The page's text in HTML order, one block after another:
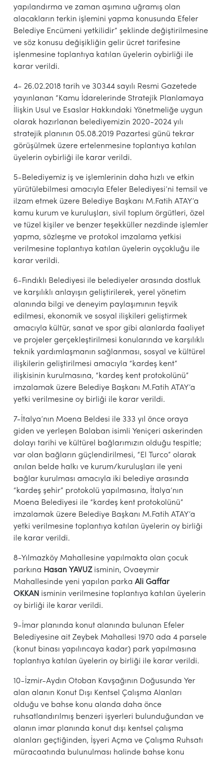
yapılandırma ve zaman aşımına uğramış olan
alacakların terkin işlemini yapma konusunda Efeler
Belediye Encümeni yetkilidir” şeklinde değiştirilmesine
ve söz konusu değişikliğin gelir ücret tarifesine
işlenmesine toplantıya katılan üyelerin oybirliği ile
karar verildi.
4- 26.02.2018 tarih ve 30344 sayılı Resmi Gazetede
yayınlanan “Kamu İdarelerinde Stratejik Planlamaya
İlişkin Usul ve Esaslar Hakkındaki Yönetmeliğe uygun
olarak hazırlanan belediyemizin 2020-2024 yılı
stratejik planının 05.08.2019 Pazartesi günü tekrar
görüşülmek üzere ertelenmesine toplantıya katılan
üyelerin oybirliği ile karar verildi.
5-Belediyemiz iş ve işlemlerinin daha hızlı ve etkin
yürütülebilmesi amacıyla Efeler Belediyesi’ni temsil ve
ilzam etmek üzere Belediye Başkanı M.Fatih ATAY’a
kamu kurum ve kuruluşları, sivil toplum örgütleri, özel
ve tüzel kişiler ve benzer teşekküller nezdinde işlemler
yapma, sözleşme ve protokol imzalama yetkisi
verilmesine toplantıya katılan üyelerin oyçokluğu ile
karar verildi.
6-Fındıklı Belediyesi ile belediyeler arasında dostluk
ve karşılıklı anlayışın geliştirilerek, yerel yönetim
alanında bilgi ve deneyim paylaşımının teşvik
edilmesi, ekonomik ve sosyal ilişkileri geliştirmek
amacıyla kültür, sanat ve spor gibi alanlarda faaliyet
ve projeler gerçekleştirilmesi konularında ve karşılıklı
teknik yardımlaşmanın sağlanması, sosyal ve kültürel
ilişkilerin geliştirilmesi amacıyla “kardeş kent”
ilişkisinin kurulmasına, “kardeş kent protokolünü”
imzalamak üzere Belediye Başkanı M.Fatih ATAY’a
yetki verilmesine oy birliği ile karar verildi.
7-İtalya’nın Moena Beldesi ile 333 yıl önce oraya
giden ve yerleşen Balaban isimli Yeniçeri askerinden
dolayı tarihi ve kültürel bağlarımızın olduğu tespitle;
var olan bağların güçlendirilmesi, “El Turco” olarak
anılan belde halkı ve kurum/kuruluşları ile yeni
bağlar kurulması amacıyla iki belediye arasında
“kardeş şehir” protokolü yapılmasına, İtalya’nın
Moena Belediyesi ile “kardeş kent protokolünü”
imzalamak üzere Belediye Başkanı M.Fatih ATAY’a
yetki verilmesine toplantıya katılan üyelerin oy birliği
ile karar verildi.
8-Yılmazköy Mahallesine yapılmakta olan çocuk
parkına Hasan YAVUZ isminin, Ovaeymir
Mahallesinde yeni yapılan parka Ali Gaffar
OKKAN isminin verilmesine toplantıya katılan üyelerin
oy birliği ile karar verildi.
9-İmar planında konut alanında bulunan Efeler
Belediyesine ait Zeybek Mahallesi 1970 ada 4 parsele
(konut binası yapılıncaya kadar) park yapılmasına
toplantıya katılan üyelerin oy birliği ile karar verildi.
10-İzmir-Aydın Otoban Kavşağının Doğusunda Yer
alan alanın Konut Dışı Kentsel Çalışma Alanları
olduğu ve bahse konu alanda daha önce
ruhsatlandırılmış benzeri işyerleri bulunduğundan ve
alanın imar planında konut dışı kentsel çalışma
alanları geçtiğinden, İşyeri Açma ve Çalışma Ruhsatı
müracaatında bulunulması halinde bahse konu